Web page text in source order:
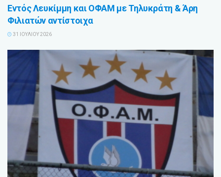
Εντός Λευκίμμη και ΟΦΑΜ με Τηλυκράτη & Άρη
Φιλιατών αντίστοιχα
31 ΙΟΥΛΊΟΥ 2026